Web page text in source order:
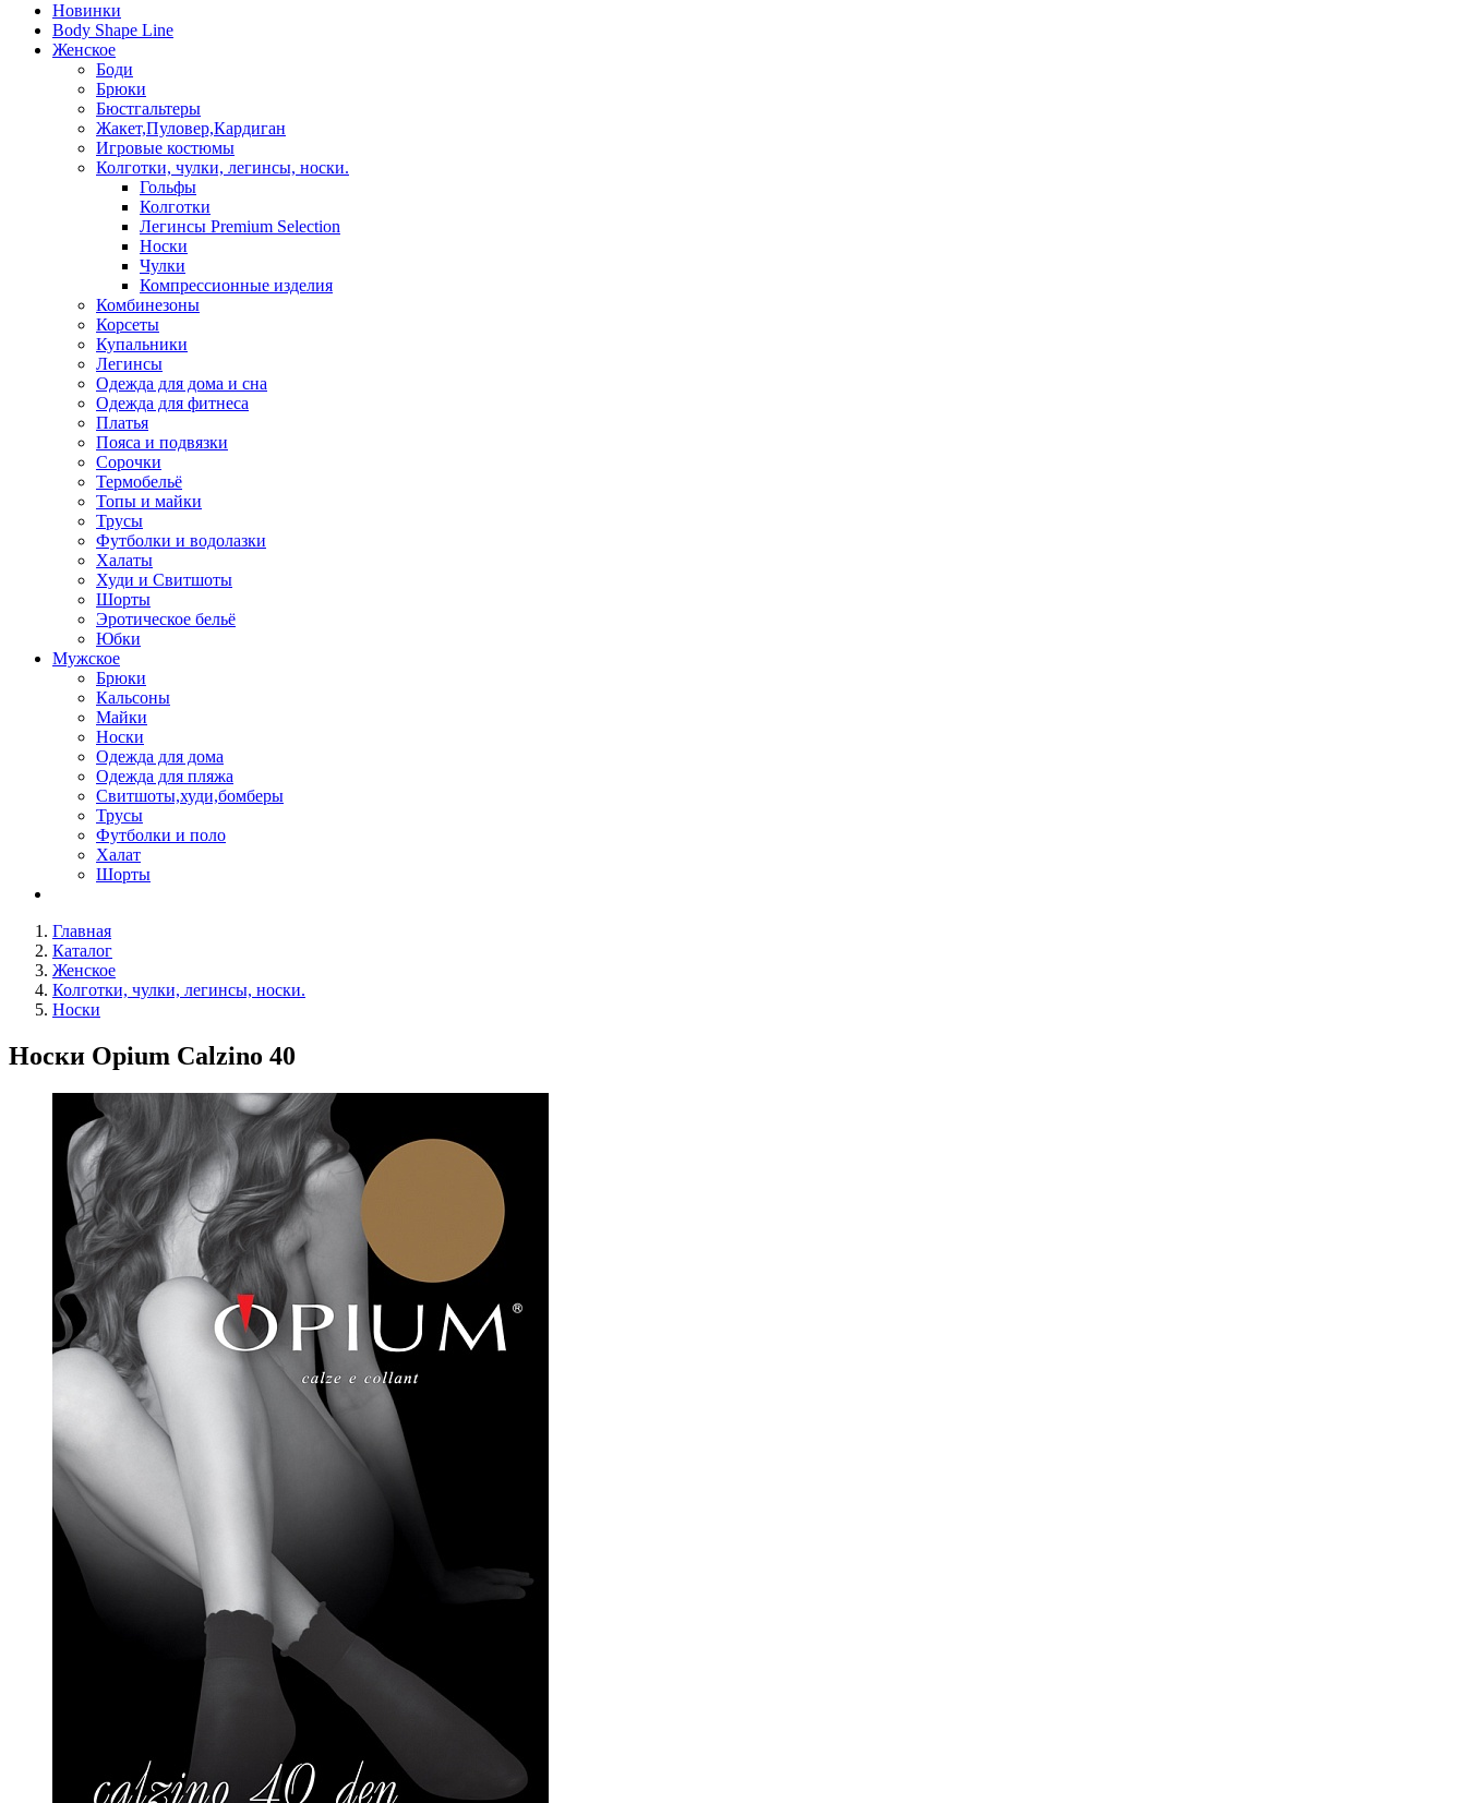
Новинки
Body Shape Line
Женское
Боди
Брюки
Бюстгальтеры
Жакет,Пуловер,Кардиган
Игровые костюмы
Колготки, чулки, легинсы, носки.
Гольфы
Колготки
Легинсы Premium Selection
Носки
Чулки
Компрессионные изделия
Комбинезоны
Корсеты
Купальники
Легинсы
Одежда для дома и сна
Одежда для фитнеса
Платья
Пояса и подвязки
Сорочки
Термобельё
Топы и майки
Трусы
Футболки и водолазки
Халаты
Худи и Свитшоты
Шорты
Эротическое бельё
Юбки
Мужское
Брюки
Кальсоны
Майки
Носки
Одежда для дома
Одежда для пляжа
Свитшоты,худи,бомберы
Трусы
Футболки и поло
Халат
Шорты
Главная
Каталог
Женское
Колготки, чулки, легинсы, носки.
Носки
Носки Opium Calzino 40